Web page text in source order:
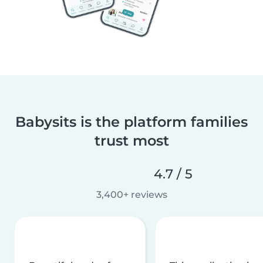
Babysits is the platform families
trust most
4.7 / 5
3,400+ reviews